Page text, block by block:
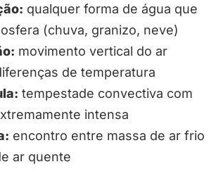
qualquer forma de água que
(chuva, granizo, neve)
movimento vertical do ar
de temperatura
tempestade convectiva com
intensa
encontro entre massa de ar frio
ar quente